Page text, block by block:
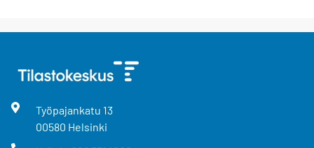
Työpajankatu 13
00580 Helsinki